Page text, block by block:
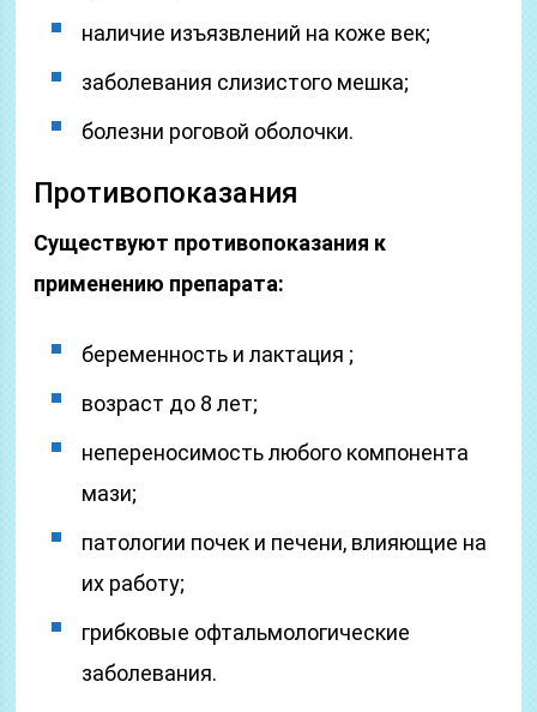
наличие изъязвлений на коже век;
заболевания слизистого мешка;
болезни роговой оболочки.
Противопоказания
Существуют противопоказания к
применению препарата:
беременность и лактация ;
возраст до 8 лет;
непереносимость любого компонента
мази;
патологии почек и печени, влияющие на
их работу;
грибковые офтальмологические
заболевания.